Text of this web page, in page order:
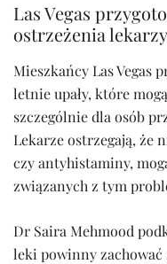
Las Vegas
ostrzeżenia lekarzy
Mieszkańcy Las Vegas
letnie upały, które
szczególnie dla osób
Lekarze ostrzegają,
czy antyhistaminy,
związanych z tym
Dr Saira Mehmood
leki powinny zachować